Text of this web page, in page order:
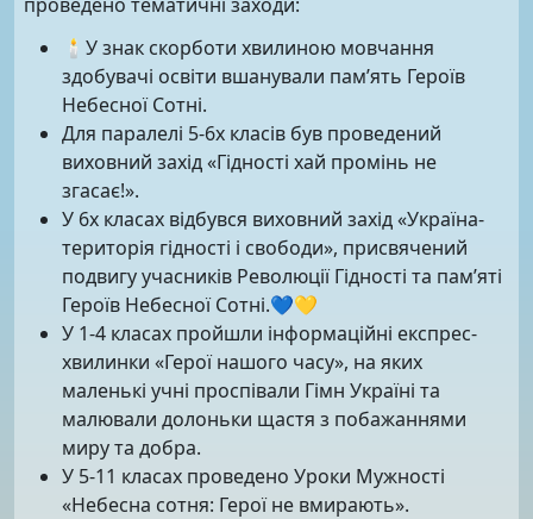
🕯У знак скорботи хвилиною мовчання
здобувачі освіти вшанували пам’ять Героїв
Небесної Сотні.
Для паралелі 5-6х класів був проведений
виховний захід «Гідності хай промінь не
згасає!».
У 6х класах відбувся виховний захід «Україна-
територія гідності і свободи», присвячений
подвигу учасників Революції Гідності та пам’яті
Героїв Небесної Сотні.💙💛
У 1-4 класах пройшли інформаційні експрес-
хвилинки «Герої нашого часу», на яких
маленькі учні проспівали Гімн Україні та
малювали долоньки щастя з побажаннями
миру та добра.
У 5-11 класах проведено Уроки Мужності
«Небесна сотня: Герої не вмирають».